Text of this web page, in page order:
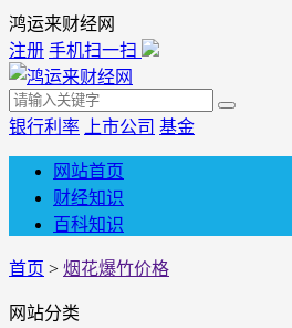
鸿运来财经网
注册 手机扫一扫
银行利率 上市公司 基金
网站首页
财经知识
百科知识
首页 > 烟花爆竹价格
网站分类